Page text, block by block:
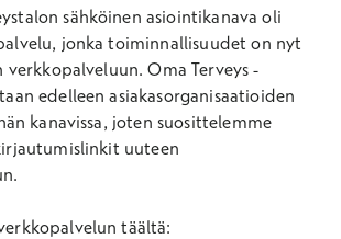
sähköinen asiointikanava oli
jonka toiminnallisuudet on nyt
Oma Terveys -
edelleen asiakasorganisaatioiden
kanavissa, joten suosittelemme
uuteen
täältä: